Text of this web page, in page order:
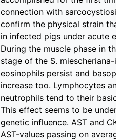
connection with sarcocystiosis
confirm the physical strain
in infected pigs under acute
During the muscle phase in
stage of the S. miescheriana-
eosinophils persist and
increase too. Lymphocytes and
neutrophils tend to their basic
This effect seems to be under
genetic influence. AST and CK
AST-values passing on